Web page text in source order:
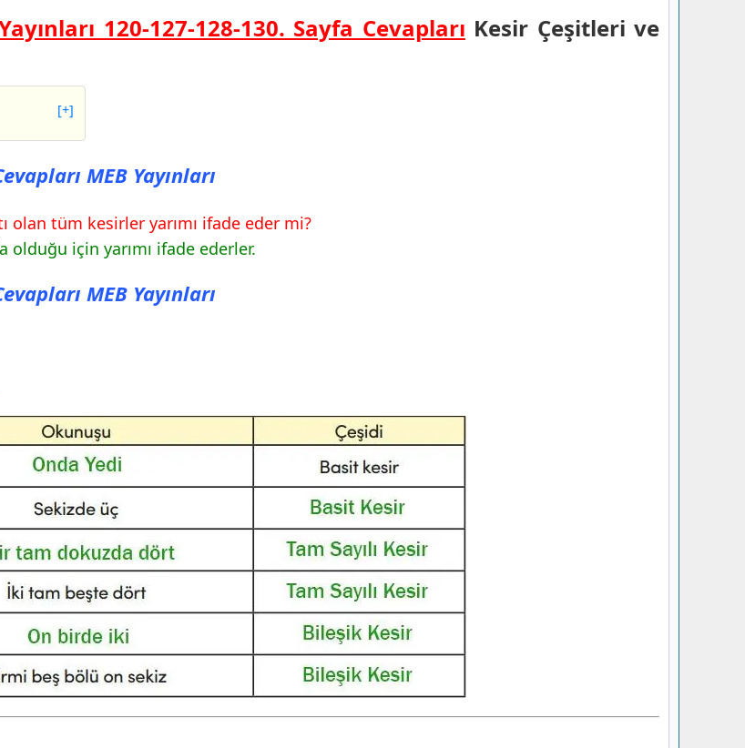
120-127-128-130. Sayfa Cevapları Kesir Çeşitleri ve
[+]
MEB
MEB
MEB
MEB Yayınları
olan tüm kesirler yarımı ifade eder mi?
olduğu için yarımı ifade ederler.
MEB Yayınları